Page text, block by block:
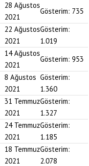
28 Ağustos
2021
Gösterim: 735
22 Ağustos
2021
Gösterim:
1.019
14 Ağustos
2021
Gösterim: 953
8 Ağustos
2021
Gösterim:
1.360
31 Temmuz
2021
Gösterim:
1.327
24 Temmuz
2021
Gösterim:
1.185
18 Temmuz
2021
Gösterim:
2.078